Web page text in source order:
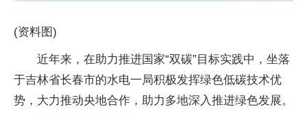
(资料图)
近年来，在助力推进国家“双碳”目标实践中，坐落
于吉林省长春市的水电一局积极发挥绿色低碳技术优
势，大力推动央地合作，助力多地深入推进绿色发展。